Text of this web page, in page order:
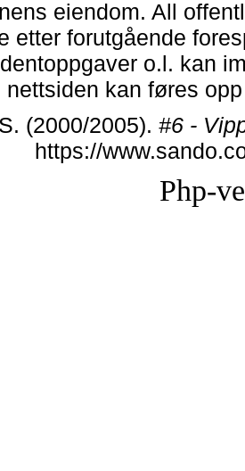
eiendom. All
etter forutgående
o.l. kan
nettsiden kan føres
(2000/2005). #6 -
https://
Php-